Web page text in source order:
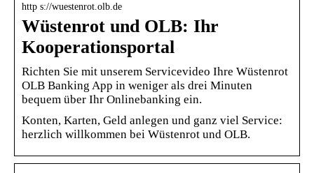
http s://wuestenrot.olb.de
Wüstenrot und OLB: Ihr
Kooperationsportal
Richten Sie mit unserem Servicevideo Ihre Wüstenrot
OLB Banking App in weniger als drei Minuten
bequem über Ihr Onlinebanking ein.
Konten, Karten, Geld anlegen und ganz viel Service:
herzlich willkommen bei Wüstenrot und OLB.